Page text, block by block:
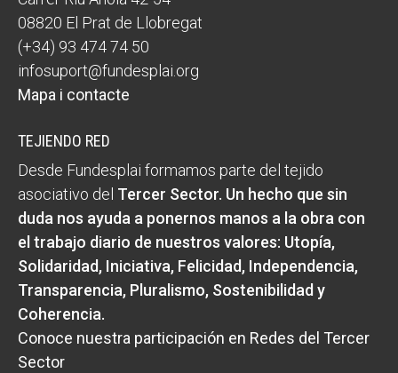
08820 El Prat de Llobregat
(+34) 93 474 74 50
infosuport@fundesplai.org
Mapa i contacte
TEJIENDO RED
Desde Fundesplai formamos parte del tejido
asociativo del Tercer Sector. Un hecho que sin
duda nos ayuda a ponernos manos a la obra con
el trabajo diario de nuestros valores: Utopía,
Solidaridad, Iniciativa, Felicidad, Independencia,
Transparencia, Pluralismo, Sostenibilidad y
Coherencia.
Conoce nuestra participación en Redes del Tercer
Sector